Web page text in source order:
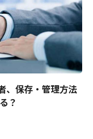
、保存・管理方法
？